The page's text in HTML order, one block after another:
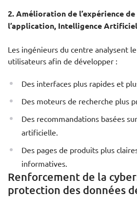
2. Amélioration de l’expérience
l’application, Intelligence
Les ingénieurs du centre analysent
utilisateurs afin de développer :
Des interfaces plus rapides et
Des moteurs de recherche plus
Des recommandations basées
artificielle.
Des pages de produits plus
informatives.
Renforcement de la
protection des données